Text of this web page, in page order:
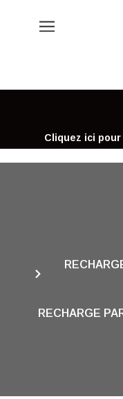
Cliquez ici
RECHARGE